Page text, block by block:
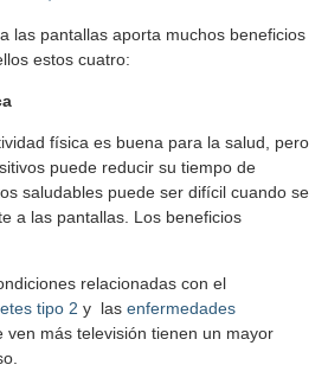
las pantallas aporta muchos beneficios
estos cuatro:
física es buena para la salud, pero
puede reducir su tiempo de
saludables puede ser difícil cuando se
a las pantallas. Los beneficios
relacionadas con el
tipo 2 y las enfermedades
ven más televisión tienen un mayor